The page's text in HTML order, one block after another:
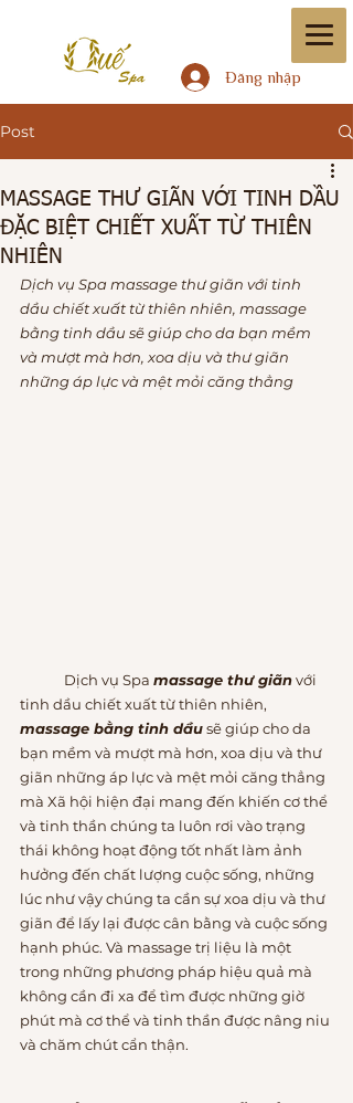
Đăng nhập
Post
MASSAGE THƯ GIÃN VỚI TINH DẦU
ĐẶC BIỆT CHIẾT XUẤT TỪ THIÊN
NHIÊN
Dịch vụ Spa massage thư giãn với tinh
dầu chiết xuất từ thiên nhiên, massage
bằng tinh dầu sẽ giúp cho da bạn mềm
và mượt mà hơn, xoa dịu và thư giãn
những áp lực và mệt mỏi căng thẳng
	Dịch vụ Spa
massage thư giãn với
tinh dầu chiết xuất từ thiên nhiên,
massage bằng tinh dầu sẽ giúp cho da
bạn mềm và mượt mà hơn, xoa dịu và thư
giãn những áp lực và mệt mỏi căng thẳng
mà Xã hội hiện đại mang đến khiến cơ thể
và tinh thần chúng ta luôn rơi vào trạng
thái không hoạt động tốt nhất làm ảnh
hưởng đến chất lượng cuộc sống, những
lúc như vậy chúng ta cần sự xoa dịu và thư
giãn để lấy lại được cân bằng và cuộc sống
hạnh phúc. Và massage trị liệu là một
trong những phương pháp hiệu quả mà
không cần đi xa để tìm được những giờ
phút mà cơ thể và tinh thần được nâng niu
và chăm chút cẩn thận.